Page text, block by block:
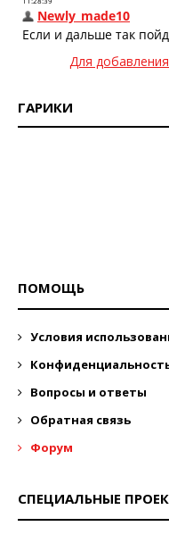
Для
ГАРИКИ
ПОМОЩЬ
Условия
Вопросы и ответы
Обратная связь
Форум
СПЕЦИАЛЬНЫЕ